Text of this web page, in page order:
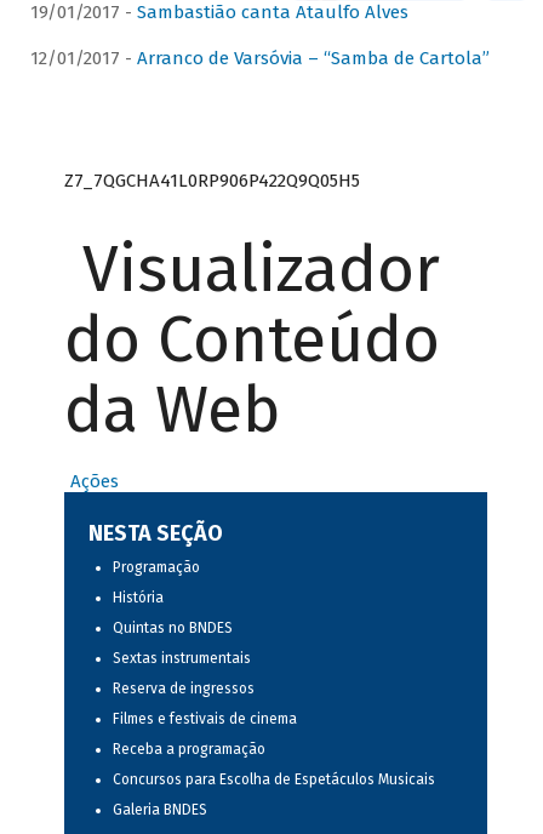
19/01/2017 - Sambastião canta Ataulfo Alves
12/01/2017 - Arranco de Varsóvia – “Samba de Cartola”
Z7_7QGCHA41L0RP906P422Q9Q05H5
Visualizador
do Conteúdo
da Web
Ações
NESTA SEÇÃO
Programação
História
Quintas no BNDES
Sextas instrumentais
Reserva de ingressos
Filmes e festivais de cinema
Receba a programação
Concursos para Escolha de Espetáculos Musicais
Galeria BNDES